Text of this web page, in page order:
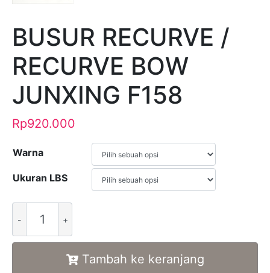
BUSUR RECURVE /
RECURVE BOW
JUNXING F158
Rp920.000
Warna
Ukuran LBS
Tambah ke keranjang